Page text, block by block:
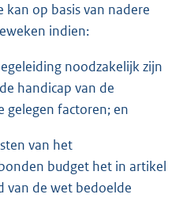
kan op basis van nadere
indien:
noodzakelijk zijn
handicap van de
gelegen factoren; en
van het
budget het in artikel
van de wet bedoelde